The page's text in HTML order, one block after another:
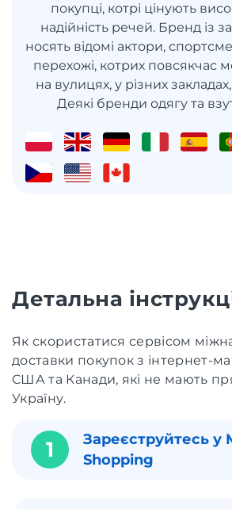
покупці, котрі цінують
надійність речей. Бренд із
носять відомі актори,
перехожі, котрих повсякчас
на вулицях, у різних
Деякі бренди одягу та
Детальна
Як скористатися сервісом
доставки покупок з інтернет-
США та Канади, які не мають
Україну.
1
Зареєструйтесь у
Shopping